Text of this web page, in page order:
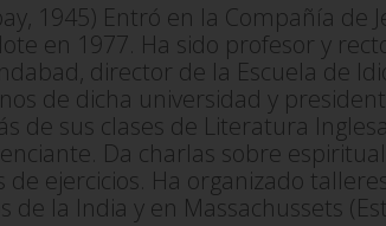
1945) Entró en la Compañía de
en 1977. Ha sido profesor y
director de la Escuela de
de dicha universidad y
de sus clases de Literatura
Da charlas sobre
de ejercicios. Ha organizado
de la India y en Massachussets